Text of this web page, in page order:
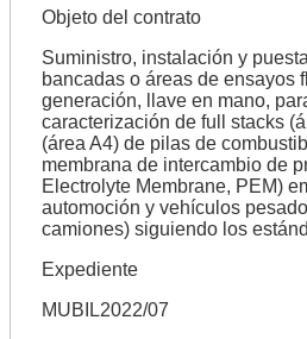
Objeto del contrato
Suministro, instalación y
bancadas o áreas de ensayos
generación, llave en mano,
caracterización de full stacks
(área A4) de pilas de
membrana de intercambio de
Electrolyte Membrane, PEM)
automoción y vehículos
camiones) siguiendo los
Expediente
MUBIL2022/07